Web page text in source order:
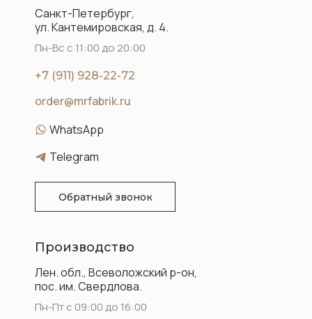
order@mrfabrik.ru
Санкт-Петербург,
ул. Кантемировская, д. 4.
Производство
+7 (911) 928-22-72
Пн-Вс с 11:00 до 20:00
Пн-Пт с 09:00 до 16:00
WhatsApp
Telegram
Лен. обл., Всеволожский р-он,
пос. им. Свердлова.
Обратный звонок